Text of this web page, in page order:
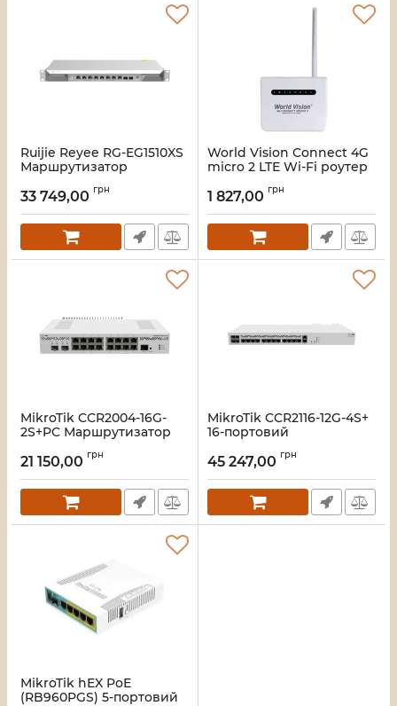
Ruijie Reyee RG-EG1510XS
Маршрутизатор
33 749,00 грн
World Vision Connect 4G
micro 2 LTE Wi-Fi роутер
1 827,00 грн
MikroTik CCR2004-16G-
2S+PC Маршрутизатор
21 150,00 грн
MikroTik CCR2116-12G-4S+
16-портовий
Артикул:16_105830
45 247,00 грн
MikroTik hEX PoE
(RB960PGS) 5-портовий